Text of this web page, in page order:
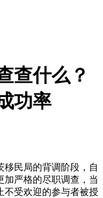
查什么？
功率
移民局的背调阶段，自
加严格的尽职调查，当
不受欢迎的参与者被授